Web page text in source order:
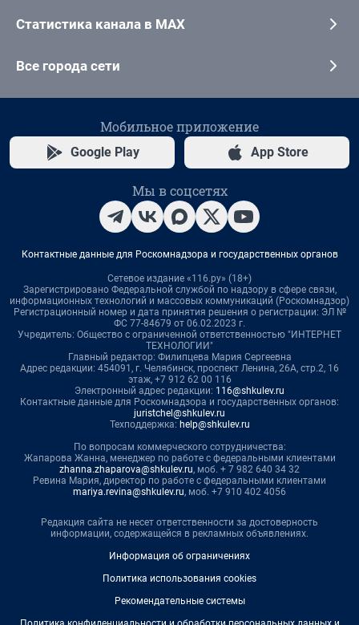
Статистика канала в MAX
Все города сети
Мобильное приложение
Google Play App Store
Мы в соцсетях
Контактные данные для Роскомнадзора и государственных органов
Сетевое издание «116.ру» (18+)
Зарегистрировано Федеральной службой по надзору в сфере связи,
информационных технологий и массовых коммуникаций (Роскомнадзор)
Регистрационный номер и дата принятия решения о регистрации: ЭЛ №
ФС 77-84679 от 06.02.2023 г.
Учредитель: Общество с ограниченной ответственностью "ИНТЕРНЕТ
ТЕХНОЛОГИИ"
Главный редактор: Филипцева Мария Сергеевна
Адрес редакции: 454091, г. Челябинск, проспект Ленина, 26А, стр.2, 16
этаж, +7 912 62 00 116
Электронный адрес редакции: 116@shkulev.ru
Контактные данные для Роскомнадзора и государственных органов:
juristchel@shkulev.ru
Техподдержка: help@shkulev.ru
По вопросам коммерческого сотрудничества:
Жапарова Жанна, менеджер по работе с федеральными клиентами
zhanna.zhaparova@shkulev.ru, моб. + 7 982 640 34 32
Ревина Мария, директор по работе с федеральными клиентами
mariya.revina@shkulev.ru, моб. +7 910 402 4056
Редакция сайта не несет ответственности за достоверность
информации, содержащейся в рекламных объявлениях.
Информация об ограничениях
Политика использования cookies
Рекомендательные системы